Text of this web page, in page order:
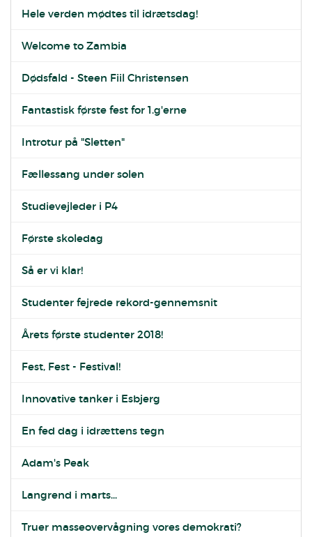
Hele verden mødtes til idrætsdag!
Welcome to Zambia
Dødsfald - Steen Fiil Christensen
Fantastisk første fest for 1.g'erne
Introtur på "Sletten"
Fællessang under solen
Studievejleder i P4
Første skoledag
Så er vi klar!
Studenter fejrede rekord-gennemsnit
Årets første studenter 2018!
Fest, Fest - Festival!
Innovative tanker i Esbjerg
En fed dag i idrættens tegn
Adam's Peak
Langrend i marts...
Truer masseovervågning vores demokrati?